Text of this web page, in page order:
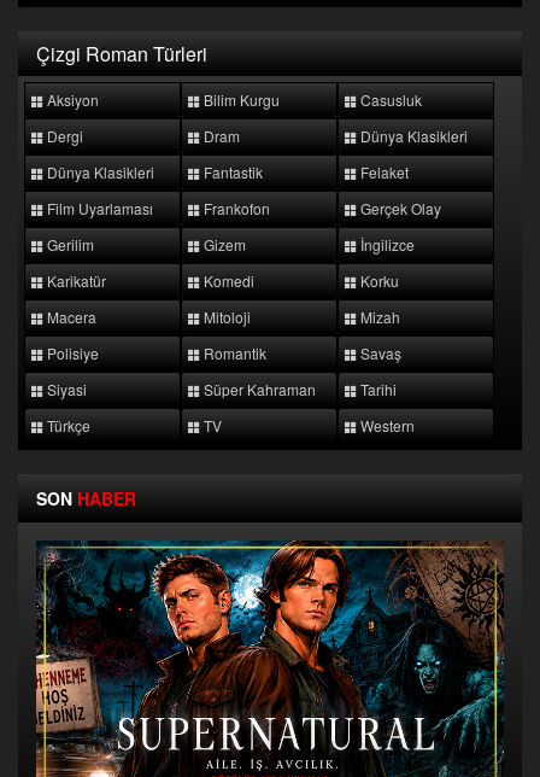
Çizgi Roman Türleri
Aksiyon Bilim Kurgu
Casusluk
Dergi
Dram
Dünya Klasikleri
Dünya Klasikleri
Fantastik
Felaket
Film Uyarlaması
Frankofon
Gerçek Olay
Gerilim
Gizem
İngilizce
Karikatür
Komedi
Korku
Macera
Mitoloji
Mizah
Polisiye
Romantik
Savaş
Siyasi
Süper Kahraman
Tarihi
Türkçe
TV Western
SON HABER